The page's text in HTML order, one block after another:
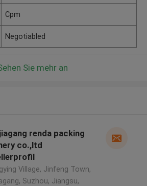
Cpm
Negotiabled
Sie mehr an
packing
co.,ltd
Village, Jinfeng Town,
Suzhou, Jiangsu,